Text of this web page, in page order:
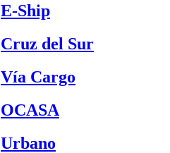
E-Ship
Cruz del Sur
Vía Cargo
OCASA
Urbano